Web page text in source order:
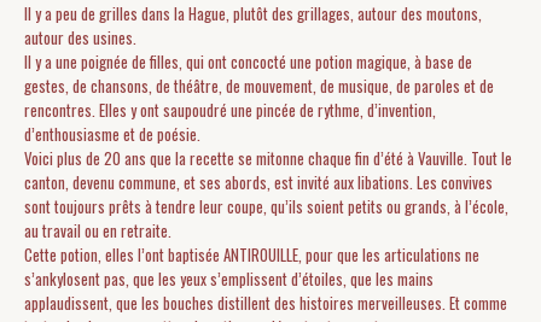
Il y a peu de grilles dans la Hague, plutôt des grillages, autour des moutons,
autour des usines.
Il y a une poignée de filles, qui ont concocté une potion magique, à base de
gestes, de chansons, de théâtre, de mouvement, de musique, de paroles et de
rencontres. Elles y ont saupoudré une pincée de rythme, d’invention,
d’enthousiasme et de poésie.
Voici plus de 20 ans que la recette se mitonne chaque fin d’été à Vauville. Tout le
canton, devenu commune, et ses abords, est invité aux libations. Les convives
sont toujours prêts à tendre leur coupe, qu’ils soient petits ou grands, à l’école,
au travail ou en retraite.
Cette potion, elles l’ont baptisée ANTIROUILLE, pour que les articulations ne
s’ankylosent pas, que les yeux s’emplissent d’étoiles, que les mains
applaudissent, que les bouches distillent des histoires merveilleuses. Et comme